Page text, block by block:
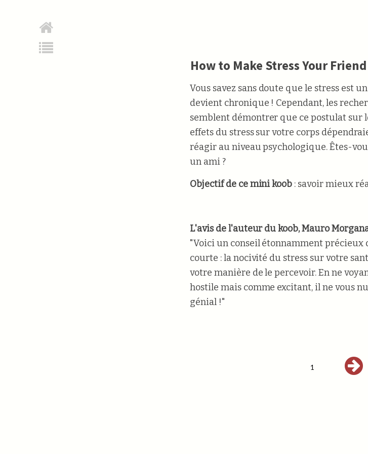
How to Make Stress Your Friend
Vous savez sans doute que le stress est
devient chronique ! Cependant, les
semblent démontrer que ce postulat sur
effets du stress sur votre corps
réagir au niveau psychologique. Êtes-
un ami ?
Objectif de ce mini koob : savoir mieux
L'avis de l'auteur du koob, Mauro
"Voici un conseil étonnamment précieux
courte : la nocivité du stress sur votre
votre manière de le percevoir. En ne
hostile mais comme excitant, il ne vous
génial !"
1